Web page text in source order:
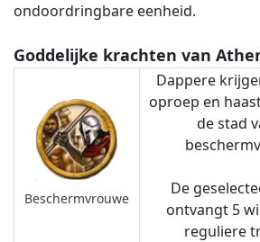
ondoordringbare eenheid.
Goddelijke krachten van
Beschermvrouwe
Dappere
oproep en
de stad
De
ontvangt 5
reguliere